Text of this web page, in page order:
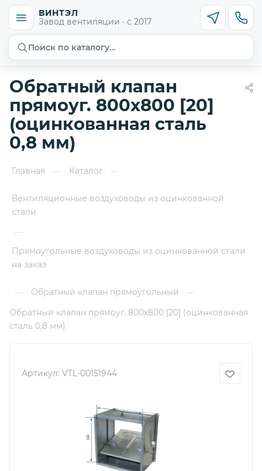
ВИНТЭЛ
Завод вентиляции · с 2017
Поиск по каталогу…
Обратный клапан
прямоуг. 800х800 [20]
(оцинкованная сталь
0,8 мм)
Главная — Каталог —
Вентиляционные воздуховоды из оцинкованной
стали
—
Прямоугольные воздуховоды из оцинкованной стали
на заказ
— Обратный клапан прямоугольный
—
Обратный клапан прямоуг. 800х800 [20] (оцинкованная
сталь 0,8 мм)
Артикул: VTL-00151944